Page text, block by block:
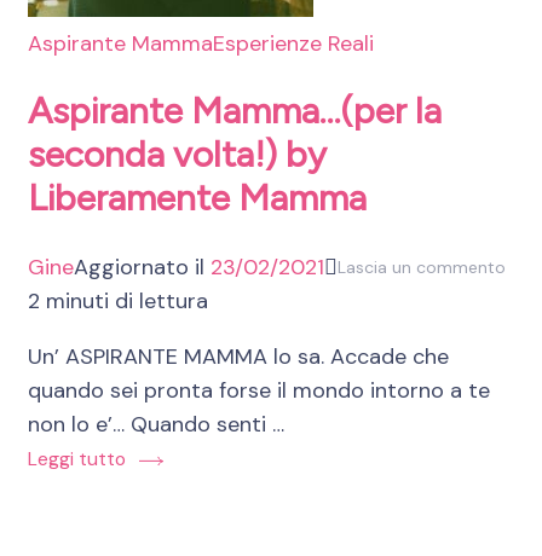
Aspirante MammaEsperienze Reali
Aspirante Mamma…(per la
seconda volta!) by
Liberamente Mamma
GineAggiornato il 23/02/2021 Lascia un commento
2 minuti di lettura
Un’ ASPIRANTE MAMMA lo sa. Accade che
quando sei pronta forse il mondo intorno a te
non lo e’… Quando senti …
Leggi tutto